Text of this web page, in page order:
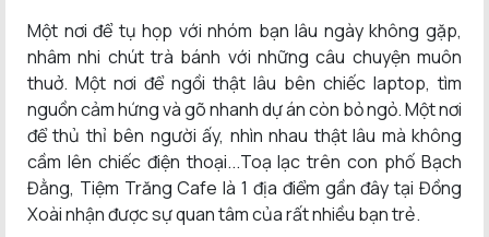
Một nơi để tụ họp với nhóm bạn lâu ngày không gặp,
nhâm nhi chút trà bánh với những câu chuyện muôn
thuở. Một nơi để ngồi thật lâu bên chiếc laptop, tìm
nguồn cảm hứng và gõ nhanh dự án còn bỏ ngỏ. Một nơi
để thủ thỉ bên người ấy, nhìn nhau thật lâu mà không
cầm lên chiếc điện thoại...Toạ lạc trên con phố Bạch
Đằng, Tiệm Trăng Cafe là 1 địa điểm gần đây tại Đồng
Xoài nhận được sự quan tâm của rất nhiều bạn trẻ.